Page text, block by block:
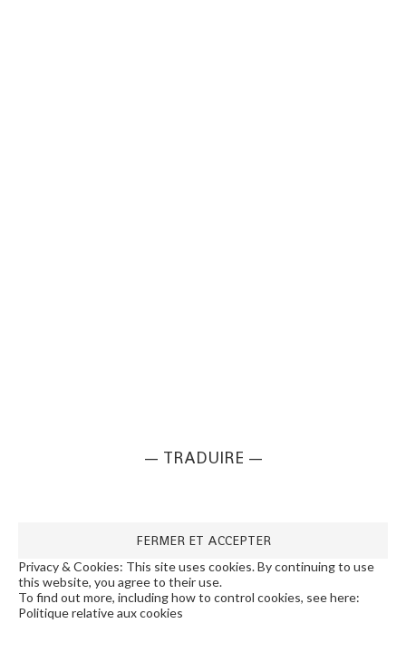
— TRADUIRE —
Privacy & Cookies: This site uses cookies. By continuing to use
this website, you agree to their use.
To find out more, including how to control cookies, see here:
Politique relative aux cookies